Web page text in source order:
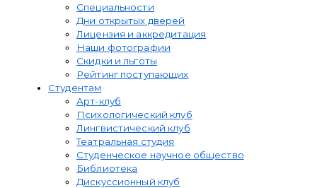
Специальности
Дни открытых дверей
Лицензия и аккредитация
Наши фотографии
Скидки и льготы
Рейтинг поступающих
Студентам
Арт-клуб
Психологический клуб
Лингвистический клуб
Театральная студия
Студенческое научное общество
Библиотека
Дискуссионный клуб